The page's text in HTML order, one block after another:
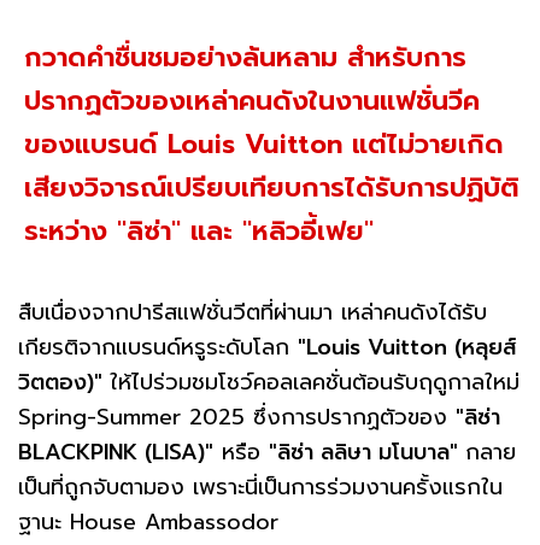
กวาดคำชื่นชมอย่างล้นหลาม สำหรับการ
ปรากฏตัวของเหล่าคนดังในงานแฟชั่นวีค
ของแบรนด์ Louis Vuitton แต่ไม่วายเกิด
เสียงวิจารณ์เปรียบเทียบการได้รับการปฏิบัติ
ระหว่าง "ลิซ่า" และ "หลิวอี้เฟย"
สืบเนื่องจากปารีสแฟชั่นวีตที่ผ่านมา เหล่าคนดังได้รับ
เกียรติจากแบรนด์หรูระดับโลก "Louis Vuitton (หลุยส์
วิตตอง)" ให้ไปร่วมชมโชว์คอลเลคชั่นต้อนรับฤดูกาลใหม่
Spring-Summer 2025 ซึ่งการปรากฏตัวของ "ลิซ่า
BLACKPINK (LISA)" หรือ "ลิซ่า ลลิษา มโนบาล" กลาย
เป็นที่ถูกจับตามอง เพราะนี่เป็นการร่วมงานครั้งแรกใน
ฐานะ House Ambassodor